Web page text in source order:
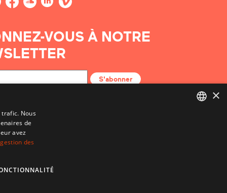
VOUS À NOTRE
S'abonner
×
Nous
de
avez
des